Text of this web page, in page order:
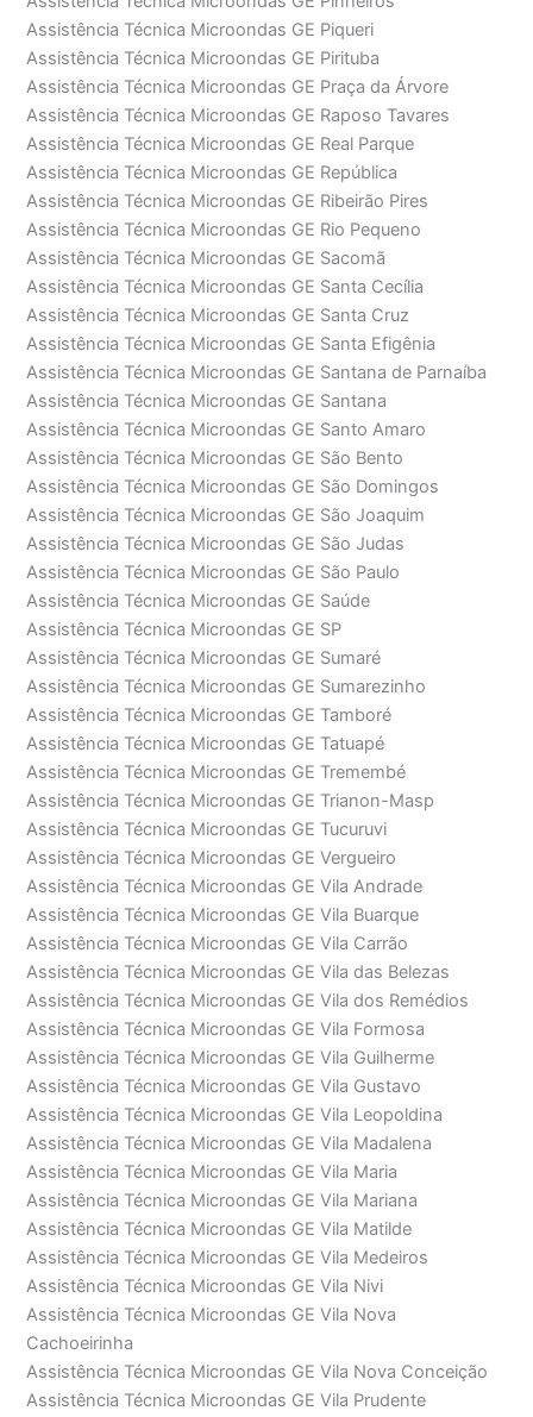
Assistência Técnica Microondas GE Piqueri
Assistência Técnica Microondas GE Pirituba
Assistência Técnica Microondas GE Praça da Árvore
Assistência Técnica Microondas GE Raposo Tavares
Assistência Técnica Microondas GE Real Parque
Assistência Técnica Microondas GE República
Assistência Técnica Microondas GE Ribeirão Pires
Assistência Técnica Microondas GE Rio Pequeno
Assistência Técnica Microondas GE Sacomã
Assistência Técnica Microondas GE Santa Cecília
Assistência Técnica Microondas GE Santa Cruz
Assistência Técnica Microondas GE Santa Efigênia
Assistência Técnica Microondas GE Santana de Parnaíba
Assistência Técnica Microondas GE Santana
Assistência Técnica Microondas GE Santo Amaro
Assistência Técnica Microondas GE São Bento
Assistência Técnica Microondas GE São Domingos
Assistência Técnica Microondas GE São Joaquim
Assistência Técnica Microondas GE São Judas
Assistência Técnica Microondas GE São Paulo
Assistência Técnica Microondas GE Saúde
Assistência Técnica Microondas GE SP
Assistência Técnica Microondas GE Sumaré
Assistência Técnica Microondas GE Sumarezinho
Assistência Técnica Microondas GE Tamboré
Assistência Técnica Microondas GE Tatuapé
Assistência Técnica Microondas GE Tremembé
Assistência Técnica Microondas GE Trianon-Masp
Assistência Técnica Microondas GE Tucuruvi
Assistência Técnica Microondas GE Vergueiro
Assistência Técnica Microondas GE Vila Andrade
Assistência Técnica Microondas GE Vila Buarque
Assistência Técnica Microondas GE Vila Carrão
Assistência Técnica Microondas GE Vila das Belezas
Assistência Técnica Microondas GE Vila dos Remédios
Assistência Técnica Microondas GE Vila Formosa
Assistência Técnica Microondas GE Vila Guilherme
Assistência Técnica Microondas GE Vila Gustavo
Assistência Técnica Microondas GE Vila Leopoldina
Assistência Técnica Microondas GE Vila Madalena
Assistência Técnica Microondas GE Vila Maria
Assistência Técnica Microondas GE Vila Mariana
Assistência Técnica Microondas GE Vila Matilde
Assistência Técnica Microondas GE Vila Medeiros
Assistência Técnica Microondas GE Vila Nivi
Assistência Técnica Microondas GE Vila Nova
Cachoeirinha
Assistência Técnica Microondas GE Vila Nova Conceição
Assistência Técnica Microondas GE Vila Prudente